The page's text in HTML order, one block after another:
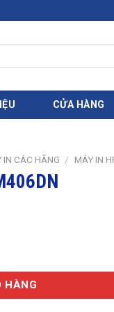
CỬA HÀNG
IN CÁC HÃNG / MÁY IN
HÀNG